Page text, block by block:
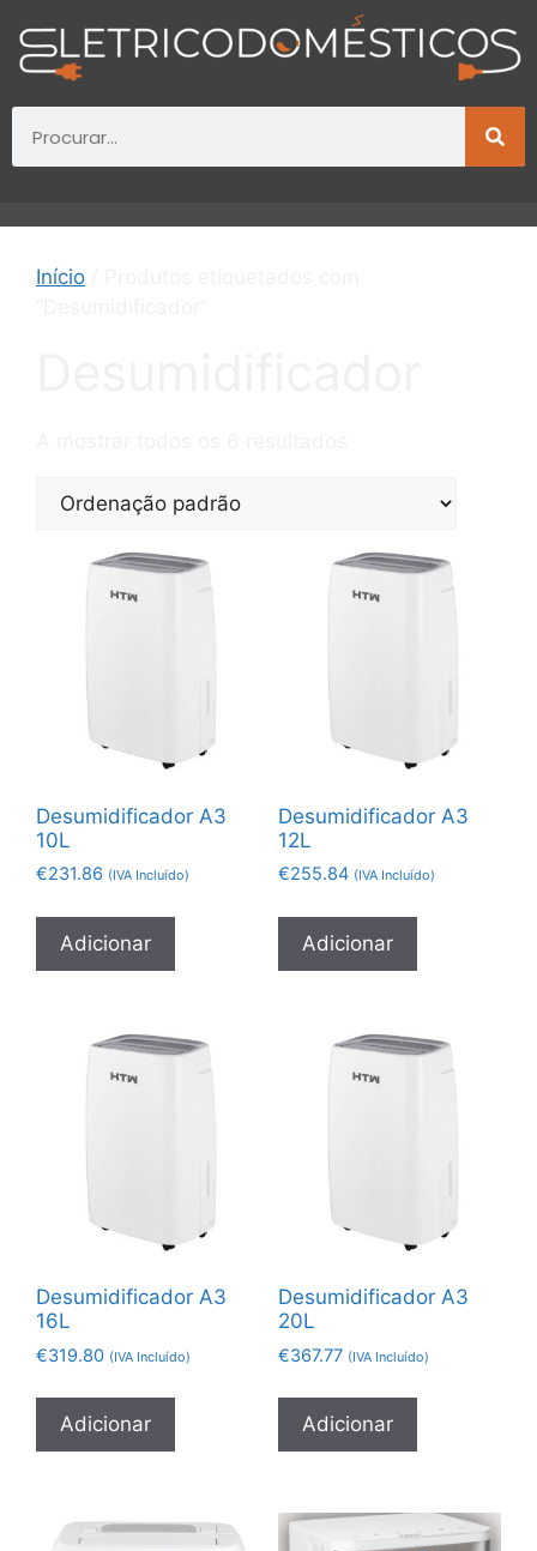
Início
Desumidificador A3
10L
€231.86 (IVA Incluído)
Adicionar
Desumidificador A3
12L
€255.84 (IVA Incluído)
Adicionar
Desumidificador A3
16L
€319.80 (IVA Incluído)
Adicionar
Desumidificador A3
20L
€367.77 (IVA Incluído)
Adicionar